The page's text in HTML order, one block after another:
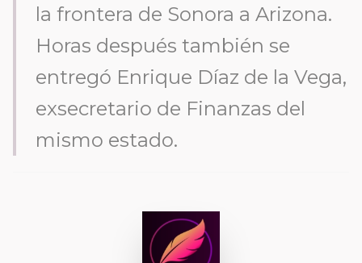
la frontera de Sonora a Arizona.
Horas después también se
entregó Enrique Díaz de la Vega,
exsecretario de Finanzas del
mismo estado.